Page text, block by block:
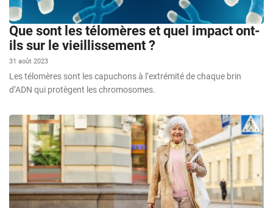
Que sont les télomères et quel impact ont-
ils sur le vieillissement ?
31 août 2023
Les télomères sont les capuchons à l’extrémité de chaque brin
d’ADN qui protègent les chromosomes.